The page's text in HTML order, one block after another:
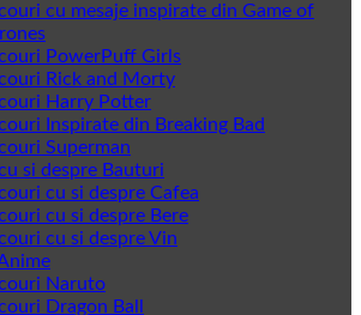
cu mesaje inspirate din Game of
PowerPuff Girls
Rick and Morty
Harry Potter
Inspirate din Breaking Bad
Superman
si despre Bauturi
cu si despre Cafea
cu si despre Bere
cu si despre Vin
Naruto
Dragon Ball